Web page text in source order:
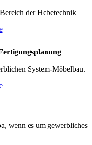
der Hebetechnik
System-Möbelbau.
wenn es um gewerbliches